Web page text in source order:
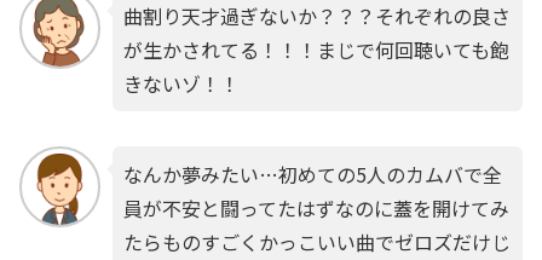
曲割り天才過ぎないか？？？それぞれの良さ
が生かされてる！！！まじで何回聴いても飽
きないゾ！！
なんか夢みたい…初めての5人のカムバで全
員が不安と闘ってたはずなのに蓋を開けてみ
たらものすごくかっこいい曲でゼロズだけじ